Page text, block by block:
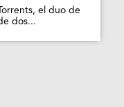
el duo de
dos...